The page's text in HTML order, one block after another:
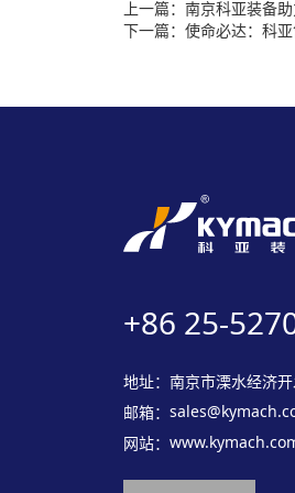
南京科亚装备
使命必达：科
+86 25-
地址： 南京市溧水经济
邮箱：
网站：